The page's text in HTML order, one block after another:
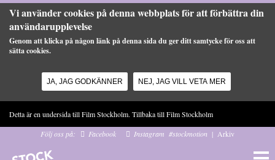
Vi använder cookies på denna webbplats för att förbättra din
användarupplevelse
Genom att klicka på någon länk på denna sida du ger ditt samtycke för oss att
sätta cookies.
JA, JAG GODKÄNNER NEJ, JAG VILL VETA MER
Detta är en undersida till Film Stockholm. Tillbaka tillFilm Stockholm
Följ oss på:
Facebook Instagram #stockmotion | Arkiv